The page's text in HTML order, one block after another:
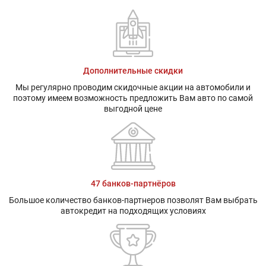
Задняя подвеска:
Полузависимая,
пружинная, с
гидравлическими
теле-
амортизаторами
стабилизатором
поперечной
устойчивости
поперечной
Дисковые
Дисковые
Дополнительные скидки
Мы регулярно проводим скидочные акции на автомобили и
поэтому имеем возможность предложить Вам авто по самой
выгодной цене
47 банков-партнёров
Большое количество банков-партнеров позволят Вам выбрать
автокредит на подходящих условиях